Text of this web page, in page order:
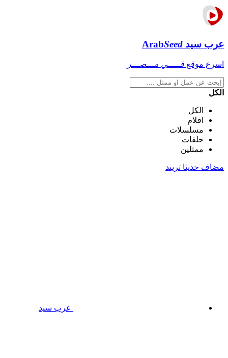
عرب سيد ArabSeed
اسرع موقع فـــــي مـــصـــر
الكل
الكل
افلام
مسلسلات
حلقات
ممثلين
مضاف حديثا تريند
عرب سيد